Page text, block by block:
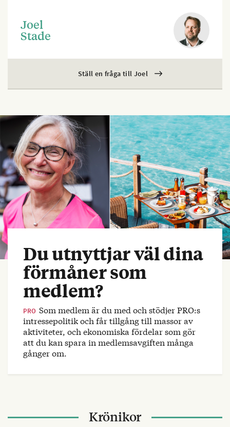
Joel
Stade
Ställ en fråga till Joel
Du utnyttjar väl dina
förmåner som
medlem?
PRO Som medlem är du med och stödjer PRO:s
intressepolitik och får tillgång till massor av
aktiviteter, och ekonomiska fördelar som gör
att du kan spara in medlemsavgiften många
gånger om.
Krönikor